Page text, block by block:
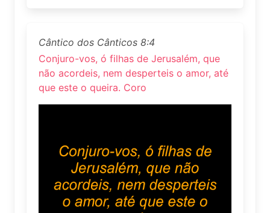
Cântico dos Cânticos 8:4
Conjuro-vos, ó filhas de Jerusalém, que
não acordeis, nem desperteis o amor, até
que este o queira. Coro